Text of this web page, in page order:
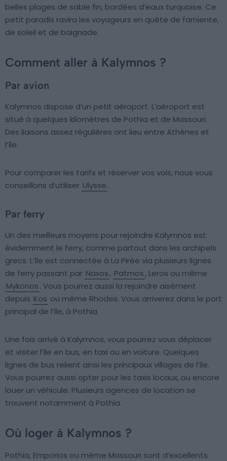
belles plages de sable fin, bordées d’eaux turquoise. Ce
petit paradis ravira les voyageurs en quête de farniente,
de soleil et de baignade.
Comment aller à Kalymnos ?
Par avion
Kalymnos dispose d’un petit aéroport. L’aéroport est
situé à quelques kilomètres de Pothia et de Massouri.
Des liaisons assez régulières ont lieu entre Athènes et
l’île.
Pour comparer les tarifs et réserver vos vols, nous vous
conseillons d’utiliser Ulysse.
Par ferry
Un des meilleurs moyens pour rejoindre Kalymnos est
évidemment le ferry, comme partout dans les archipels
grecs. L’île est connectée à La Pirée via plusieurs lignes
de ferry passant par Naxos, Patmos, Leros ou même
Mykonos. Vous pourrez aussi la rejoindre aisément
depuis Kos ou même Rhodes. Vous arriverez dans le port
principal de l’île, à Pothia.
Une fois arrivé à Kalymnos, vous pourrez vous déplacer
et visiter l’île en bus, en taxi ou en voiture. Quelques
lignes de bus relient ainsi les principaux villages de l’île.
Vous pourrez aussi opter pour les taxis locaux, ou encore
louer un véhicule. Plusieurs agences de location se
trouvent notamment à Pothia.
Où loger à Kalymnos ?
Pothia, Emporios ou même Massouri sont d’excellents